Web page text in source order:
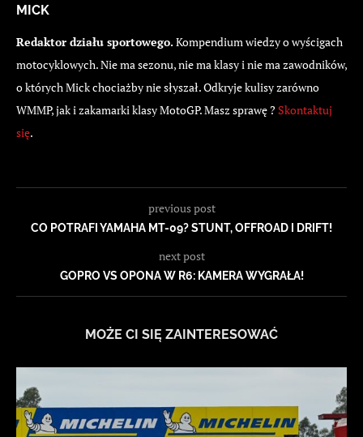
MICK
Redaktor działu sportowego.Kompendium wiedzy o wyścigach
motocyklowych. Nie ma sezonu, nie ma klasy i nie ma zawodników,
o których Mick chociażby nie słyszał. Odkryje kulisy zarówno
WMMP, jak i zakamarki klasy MotoGP. Masz sprawę ? Skontaktuj
się.
previous post
CO POTRAFI YAMAHA MT-09? STUNT, OFFROAD I DRIFT!
next post
GOPRO VS OPONA W R6: KAMERA WYGRAŁA!
MOŻE CI SIĘ ZAINTERESOWAĆ